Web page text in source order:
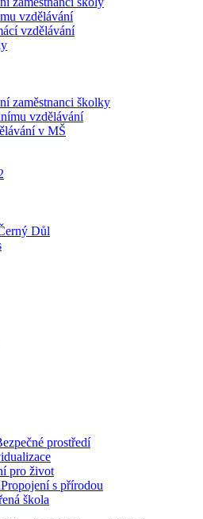
vzdělávání
vzdělávání
zaměstnanci školky
vzdělávání
v MŠ
Důl
prostředí
pro život
Propojení s přírodou
škola